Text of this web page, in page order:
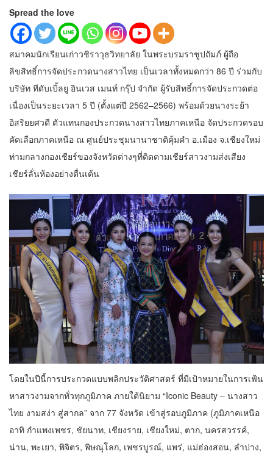
Spread the love
สมาคมนักเรียนเก่าวชิราวุธวิทยาลัย ในพระบรมราชูปถัมภ์ ผู้ถือ
ลิขสิทธิ์การจัดประกวดนางสาวไทย เป็นเวลาทั้งหมดกว่า 86 ปี ร่วมกับ
บริษัท ทีดับเบิ้ลยู อินเวส เมนท์ กรุ๊ป จำกัด ผู้รับสิทธิ์การจัดประกวดต่อ
เนื่องเป็นระยะเวลา 5 ปี (ตั้งแต่ปี 2562–2566) พร้อมด้วยนางระย้า
อิสริยยศวดี ตัวแทนกองประกวดนางสาวไทยภาคเหนือ จัดประกวดรอบ
คัดเลือกภาคเหนือ ณ ศูนย์ประชุมนานาชาติคุ้มคำ อ.เมือง จ.เชียงใหม่
ท่ามกลางกองเชียร์ของจังหวัดต่างๆที่ติดตามเชียร์สาวงามส่งเสียง
เชียร์ลั่นห้องอย่างตื่นเต้น
โดยในปีนี้การประกวดแบบพลิกประวัติศาสตร์ ที่มีเป้าหมายในการเฟ้น
หาสาวงามจากทั่วทุกภูมิภาค ภายใต้นิยาม “Iconic Beauty – นางสาว
ไทย งามสง่า สู่สากล” จาก 77 จังหวัด เข้าสู่รอบภูมิภาค (ภูมิภาคเหนือ
อาทิ กำแพงเพชร, ชัยนาท, เชียงราย, เชียงใหม่, ตาก, นครสวรรค์,
น่าน, พะเยา, พิจิตร, พิษณุโลก, เพชรบูรณ์, แพร่, แม่ฮ่องสอน, ลำปาง,